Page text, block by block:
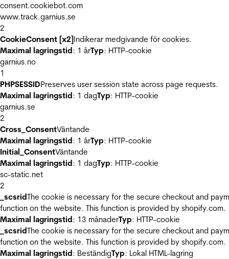
consent.cookiebot.com
www.track.garnius.se
2
CookieConsent [x2]Indikerar medgivande för cookies.
Maximal lagringstid: 1 årTyp: HTTP-cookie
garnius.no
1
PHPSESSIDPreserves user session state across page requests.
Maximal lagringstid: 1 dagTyp: HTTP-cookie
garnius.se
2
Cross_ConsentVäntande
Maximal lagringstid: 1 årTyp: HTTP-cookie
Initial_ConsentVäntande
Maximal lagringstid: 1 dagTyp: HTTP-cookie
sc-static.net
2
_scsridThe cookie is necessary for the secure checkout and
function on the website. This function is provided by shopify.com.
Maximal lagringstid: 13 månaderTyp: HTTP-cookie
_scsridThe cookie is necessary for the secure checkout and
function on the website. This function is provided by shopify.com.
Maximal lagringstid: BeständigTyp: Lokal HTML-lagring